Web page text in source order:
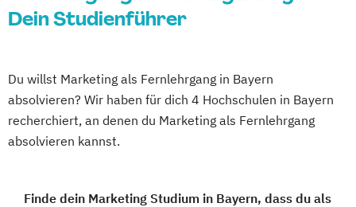
Dein Studienführer
Du willst Marketing als Fernlehrgang in Bayern
absolvieren? Wir haben für dich 4 Hochschulen in Bayern
recherchiert, an denen du Marketing als Fernlehrgang
absolvieren kannst.
Finde dein Marketing Studium in Bayern, dass du als